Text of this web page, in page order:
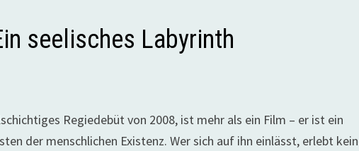
seelisches Labyrinth
Regiedebüt von 2008, ist mehr als ein Film – er ist ein
der menschlichen Existenz. Wer sich auf ihn einlässt, erlebt